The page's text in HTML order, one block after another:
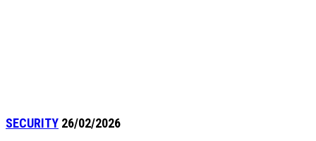
SECURITY 26/02/2026